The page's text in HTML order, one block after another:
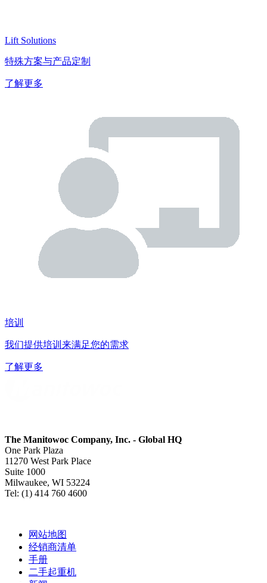
Lift Solutions
特殊方案与产品定制
了解更多
培训
我们提供培训来满足您的需求
了解更多
The Manitowoc Company, Inc. - Global HQ
One Park Plaza
11270 West Park Place
Suite 1000
Milwaukee, WI 53224
Tel: (1) 414 760 4600
网站地图
经销商清单
手册
二手起重机